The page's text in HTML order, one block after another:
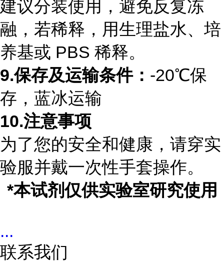
建议分装使用，避免反复冻
融，若稀释，用生理盐水、培
养基或 PBS 稀释。
9.保存及运输条件： -20℃保
存，蓝冰运输
10.注意事项
为了您的安全和健康，请穿实
验服并戴一次性手套操作。
*本试剂仅供实验室研究使用
...
联系我们